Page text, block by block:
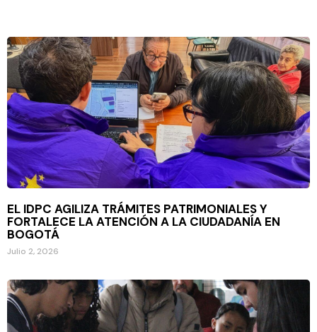
EL IDPC AGILIZA TRÁMITES PATRIMONIALES Y
FORTALECE LA ATENCIÓN A LA CIUDADANÍA EN
BOGOTÁ
Julio 2, 2026